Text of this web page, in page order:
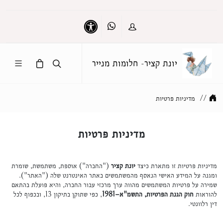
כניסה Whatsapp
יונת קציר- חלומות מנייר
// מדיניות פרטיות
מדיניות פרטיות
מדיניות פרטיות זו מתארת כיצד יונת קציר ("החברה") אוספת, משתמשת, שומרת
ומגנה על המידע האישי הנאסף מהמשתמשים באתר האינטרנט שלה ("האתר").
שמירה על פרטיות המשתמשים מהווה ערך מרכזי עבור החברה, והיא פועלת בהתאם
להוראות חוק הגנת הפרטיות, התשמ"א–1981
, כפי שתוקן בתיקון 13, ובכפוף לכל
דין רלוונטי.